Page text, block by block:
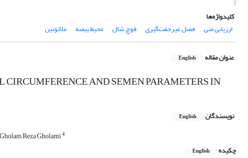
کلیدواژه‌ها
ارزیابی منی
فصل غیرجفت‌گیری قوچ شال محیط بیضه ملاتونین
عنوان مقاله English
AND SEMEN PARAMETERS IN
نویسندگان English
Gholam Reza Gholami4
چکیده English